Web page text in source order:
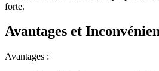
forte.
Avantages et
Avantages :